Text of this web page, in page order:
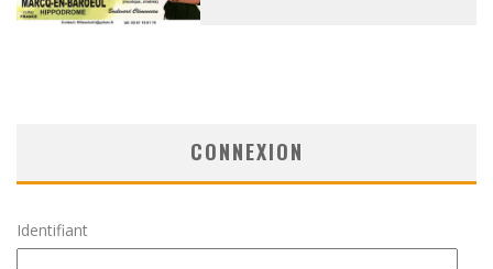
CONNEXION
Identifiant